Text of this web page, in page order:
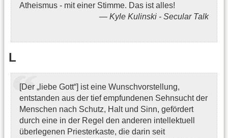
Atheismus - mit einer Stimme. Das ist alles!
Kyle Kulinski - Secular Talk
L
[Der „liebe Gott“] ist eine Wunschvorstellung,
entstanden aus der tief empfundenen Sehnsucht der
Menschen nach Schutz, Halt und Sinn, gefördert
durch eine in der Regel den anderen intellektuell
überlegenen Priesterkaste, die darin seit